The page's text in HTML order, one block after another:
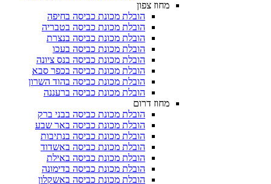
הובלת מכונת כביסה בחיפה
הובלת מכונת כביסה בטבריה
הובלת מכונת כביסה בנצרת
הובלת מכונת כביסה בעכו
הובלת מכונת כביסה בנס ציונה
הובלת מכונת כביסה בכפר סבא
הובלת מכונת כביסה בהוד השרון
הובלת מכונת כביסה ברעננה
הובלת מכונת כביסה בבני ברק
הובלת מכונת כביסה באר שבע
הובלת מכונת כביסה בנתיבות
הובלת מכונת כביסה באשדוד
הובלת מכונת כביסה באילת
הובלת מכונת כביסה בדימונה
הובלת מכונת כביסה באשקלון